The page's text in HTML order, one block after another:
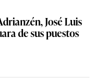
José Luis
de sus puestos